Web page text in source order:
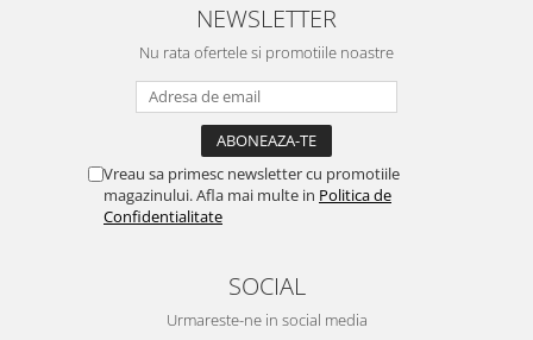
NEWSLETTER
Nu rata ofertele si promotiile noastre
Vreau sa primesc newsletter cu promotiile
magazinului. Afla mai multe in Politica de
Confidentialitate
SOCIAL
Urmareste-ne in social media